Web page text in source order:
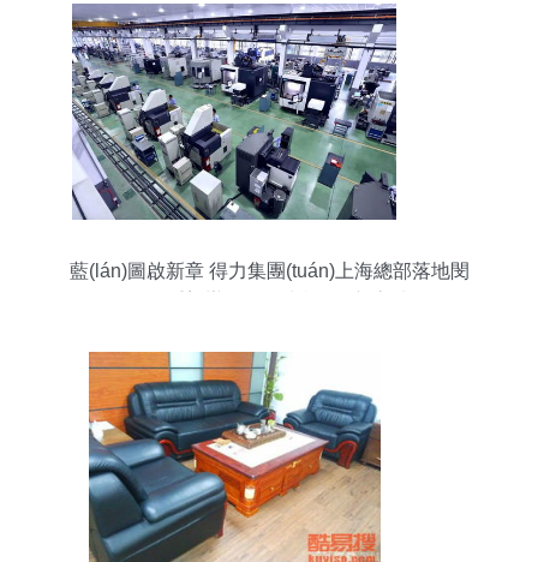
藍(lán)圖啟新章 得力集團(tuán)上海總部落地閔